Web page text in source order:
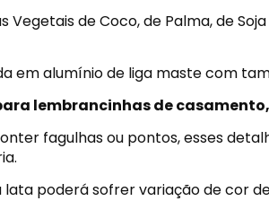
Vegetais de Coco, de Palma, de
em alumínio de liga maste com
lembrancinhas de
fagulhas ou pontos, esses
poderá sofrer variação de cor